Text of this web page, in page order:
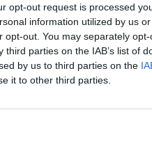
opt-out request is processed
information utilized by us
out. You may separately
parties on the IAB’s list of
by us to third parties on the
it to other third parties.
επιχειρήσεις άλλων
μας να
να ταξιδέψουν σε
της
επιπτώσεις στον